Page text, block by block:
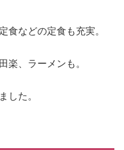
食などの定食も充実。
楽、ラーメンも。
した。